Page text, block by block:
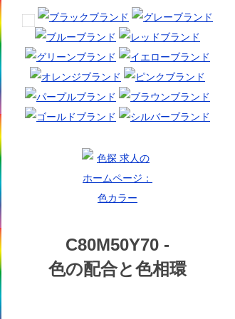
C80M50Y70 -
色の配合と色相環